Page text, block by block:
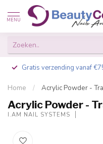
MENU
Gratis verzending vanaf
Home / Acrylic Powder -
Acrylic Powder -
I.AM NAIL SYSTEMS